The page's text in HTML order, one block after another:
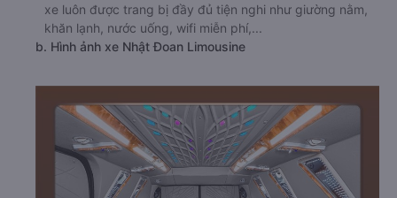
xe luôn được trang bị đầy đủ tiện nghi như giường nằm,
khăn lạnh, nước uống, wifi miễn phí,...
b. Hình ảnh xe Nhật Đoan Limousine